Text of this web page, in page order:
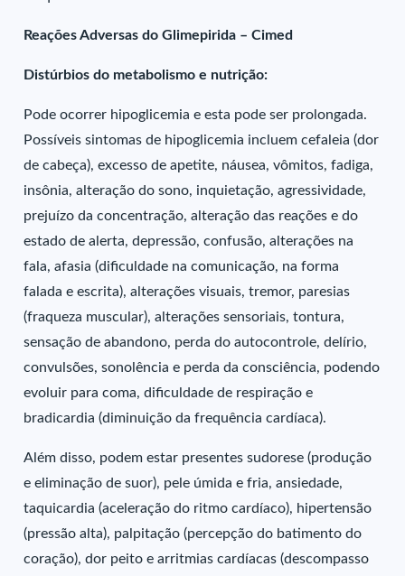
Reações Adversas do Glimepirida – Cimed
Distúrbios do metabolismo e nutrição:
Pode ocorrer hipoglicemia e esta pode ser prolongada.
Possíveis sintomas de hipoglicemia incluem cefaleia (dor
de cabeça), excesso de apetite, náusea, vômitos, fadiga,
insônia, alteração do sono, inquietação, agressividade,
prejuízo da concentração, alteração das reações e do
estado de alerta, depressão, confusão, alterações na
fala, afasia (dificuldade na comunicação, na forma
falada e escrita), alterações visuais, tremor, paresias
(fraqueza muscular), alterações sensoriais, tontura,
sensação de abandono, perda do autocontrole, delírio,
convulsões, sonolência e perda da consciência, podendo
evoluir para coma, dificuldade de respiração e
bradicardia (diminuição da frequência cardíaca).
Além disso, podem estar presentes sudorese (produção
e eliminação de suor), pele úmida e fria, ansiedade,
taquicardia (aceleração do ritmo cardíaco), hipertensão
(pressão alta), palpitação (percepção do batimento do
coração), dor peito e arritmias cardíacas (descompasso